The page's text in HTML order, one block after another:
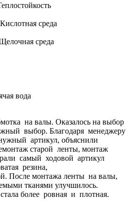
Кислотная среда
среда
вода
на валы. Оказалось на выбор
выбор. Благодаря менеджеру
артикул, объяснили
старой ленты, монтаж
самый ходовой артикул
резина,
После монтажа ленты на валы,
тканями улучшилось.
более ровная и плотная.